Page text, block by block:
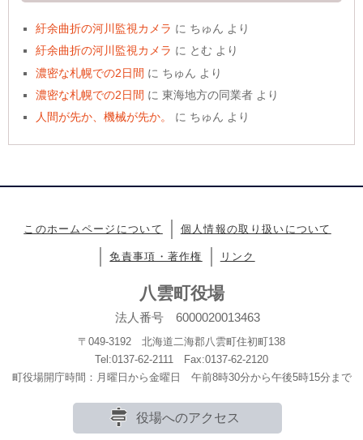
紆余曲折の河川監視カメラ に ちゅん より
紆余曲折の河川監視カメラ に とむ より
濃密な札幌での2日間 に ちゅん より
濃密な札幌での2日間 に東海地方の同業者 より
人間が先か、機械が先か。
に ちゅん より
このホームページについて 個人情報の取り扱いについて
免責事項・著作権 リンク
八雲町役場
法人番号 6000020013463
〒049-3192 北海道二海郡八雲町住初町138
Tel:0137-62-2111 Fax:0137-62-2120
町役場開庁時間：月曜日から金曜日 午前8時30分から午後5時15分まで
役場へのアクセス